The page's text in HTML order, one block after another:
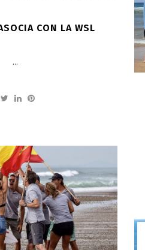
CON LA WSL
...